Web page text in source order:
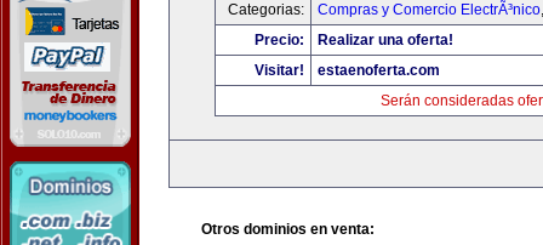
Categorias:
Compras y Comercio ElectrÃ³nico
Precio:
Realizar una oferta!
Visitar!
estaenoferta.com
Serán consideradas
Otros dominios en venta: